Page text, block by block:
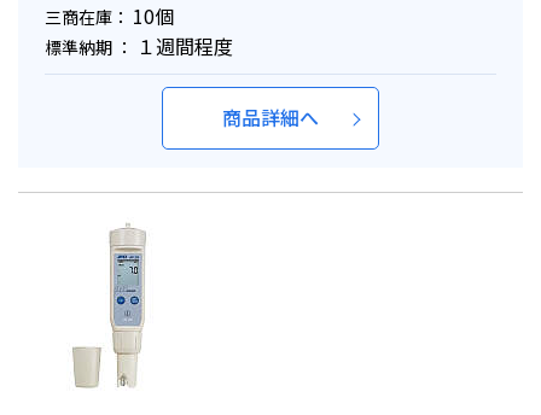
三商在庫： 10個
標準納期 ： １週間程度
商品詳細へ